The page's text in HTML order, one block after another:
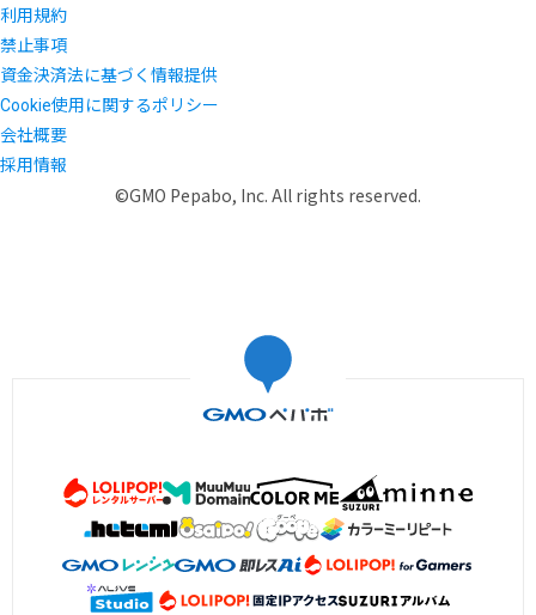
利用規約
禁止事項
資金決済法に基づく情報提供
Cookie使用に関するポリシー
会社概要
採用情報
©GMO Pepabo, Inc. All rights reserved.